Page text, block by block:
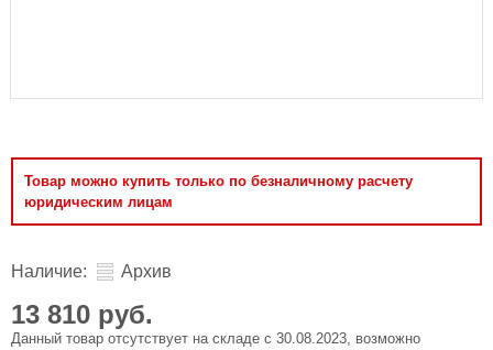
Товар можно купить только по безналичному расчету
юридическим лицам
Наличие: Архив
13 810 руб.
Данный товар отсутствует на складе с 30.08.2023, возможно